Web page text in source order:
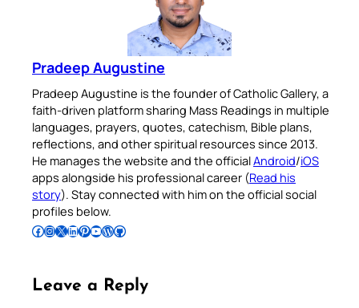
Pradeep Augustine
Pradeep Augustine is the founder of Catholic Gallery, a
faith-driven platform sharing Mass Readings in multiple
languages, prayers, quotes, catechism, Bible plans,
reflections, and other spiritual resources since 2013.
He manages the website and the officialAndroid/iOS
apps alongside his professional career (Read his
story). Stay connected with him on the official social
profiles below.
Follow Pradeep on Facebook Follow Pradeep on InstagramFollow Pradeep on X Follow Pradeep on LinkedIn Follow Pradeep on Pinterest Subscribe to Pradeep’s Youtube Channel Follow Pradeep on WordPress Follow Pradeep on GitHub
Leave a Reply